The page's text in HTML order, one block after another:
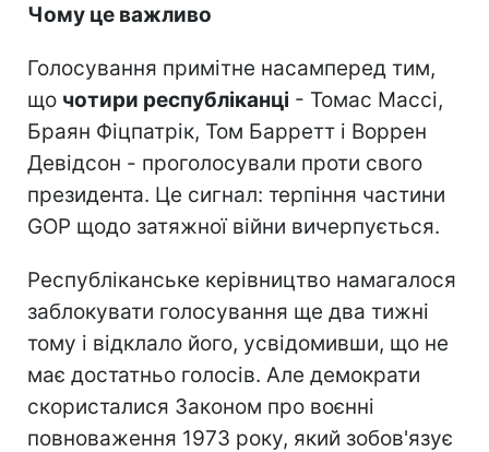
Чому це важливо
Голосування примітне насамперед тим,
що чотири республіканці - Томас Массі,
Браян Фіцпатрік, Том Барретт і Воррен
Девідсон - проголосували проти свого
президента. Це сигнал: терпіння частини
GOP щодо затяжної війни вичерпується.
Республіканське керівництво намагалося
заблокувати голосування ще два тижні
тому і відклало його, усвідомивши, що не
має достатньо голосів. Але демократи
скористалися Законом про воєнні
повноваження 1973 року, який зобов'язує